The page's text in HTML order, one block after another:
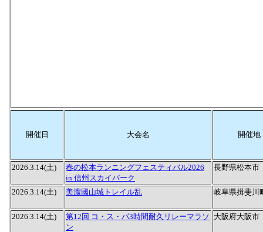
開催日 大会名 開催地
2026.3.14(土)
春の松本ランニングフェスティバル2026
in 信州スカイパーク
長野県松本市
2026.3.14(土) 美濃國山城トレイル乱 岐阜県揖斐川
2026.3.14(土)
第12回 コ・ス・パ3時間耐久リレーマラソ
ン
大阪府大阪市